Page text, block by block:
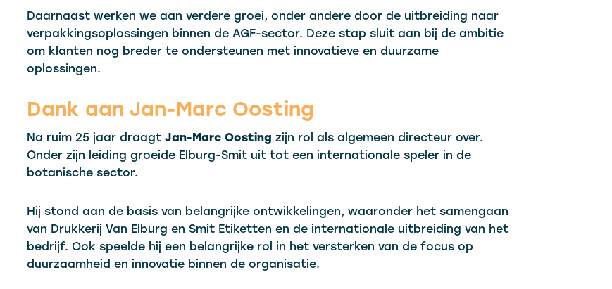
Daarnaast werken we aan verdere groei, onder andere door de uitbreiding naar
verpakkingsoplossingen binnen de AGF-sector. Deze stap sluit aan bij de ambitie
om klanten nog breder te ondersteunen met innovatieve en duurzame
oplossingen.
Dank aan Jan-Marc Oosting
Na ruim 25 jaar draagt Jan-Marc Oosting zijn rol als algemeen directeur over.
Onder zijn leiding groeide Elburg-Smit uit tot een internationale speler in de
botanische sector.
Hij stond aan de basis van belangrijke ontwikkelingen, waaronder het samengaan
van Drukkerij Van Elburg en Smit Etiketten en de internationale uitbreiding van het
bedrijf. Ook speelde hij een belangrijke rol in het versterken van de focus op
duurzaamheid en innovatie binnen de organisatie.